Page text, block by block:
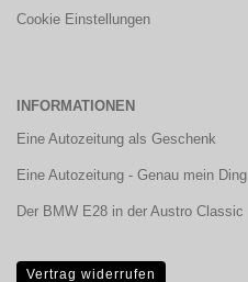
Cookie Einstellungen
INFORMATIONEN
Eine Autozeitung als Geschenk
Eine Autozeitung - Genau mein Ding
Der BMW E28 in der Austro Classic
Vertrag widerrufen